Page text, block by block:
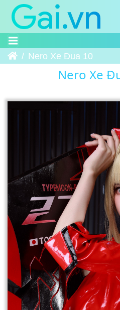
Trang chủNero Xe Đua 10
Nero Xe